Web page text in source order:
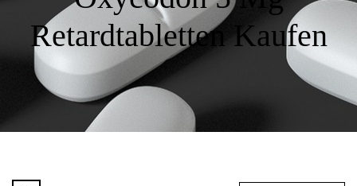
Retardtabletten Kaufen